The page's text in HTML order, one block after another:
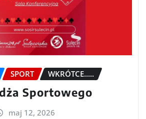
SPORT WKRÓTCE.....
Sportowego
maj 12, 2026